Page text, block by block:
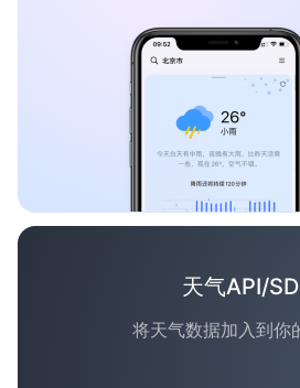
天气API/
将天气数据加入到你